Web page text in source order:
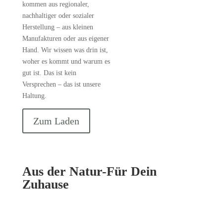
kommen aus regionaler,
nachhaltiger oder sozialer
Herstellung – aus kleinen
Manufakturen oder aus eigener
Hand. Wir wissen was drin ist,
woher es kommt und warum es
gut ist. Das ist kein
Versprechen – das ist unsere
Haltung.
Zum Laden
Aus der Natur-Für Dein
Zuhause